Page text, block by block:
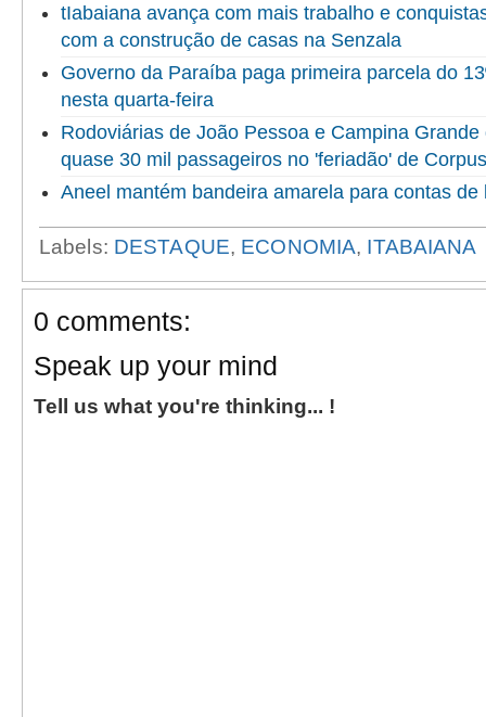
tIabaiana avança com mais trabalho e
com a construção de casas na Senzala
Governo da Paraíba paga primeira parcela do
nesta quarta-feira
Rodoviárias de João Pessoa e Campina
quase 30 mil passageiros no 'feriadão' de
Aneel mantém bandeira amarela para contas
Labels: DESTAQUE, ECONOMIA, ITABAIANA
0 comments:
Speak up your mind
Tell us what you're thinking... !